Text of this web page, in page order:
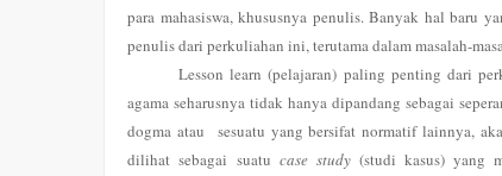
para mahasiswa, khususnya penulis. Banyak hal baru
penulis dari perkuliahan ini, terutama dalam masalah-
Lesson learn (pelajaran) paling penting dari
agama seharusnya tidak hanya dipandang sebagai
dogma atau sesuatu yang bersifat normatif lainnya,
dilihat sebagai suatu case study(studi kasus) yang